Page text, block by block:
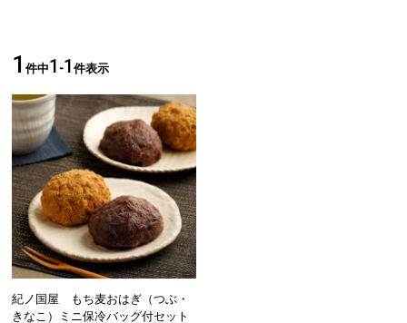
1 件中1 -1 件表示
紀ノ国屋 もち麦おはぎ（つぶ・
きなこ）ミニ保冷バッグ付セット